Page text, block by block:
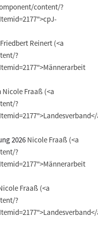
content/?
Friedbert Reinert (<a
?
Nicole Fraaß (<a
?
2026 Nicole Fraaß (<a
?
Fraaß (<a
?